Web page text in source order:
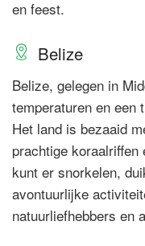
en feest.
Belize
Belize, gelegen in
temperaturen en een
Het land is bezaaid
prachtige koraalriffen
kunt er snorkelen,
avontuurlijke
natuurliefhebbers en